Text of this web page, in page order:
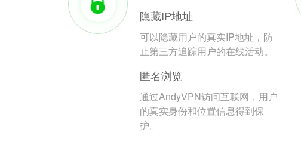
隐藏IP地址
可以隐藏用户的真实IP地址，防
止第三方追踪用户的在线活动。
匿名浏览
通过AndyVPN访问互联网，用户
的真实身份和位置信息得到保
护。